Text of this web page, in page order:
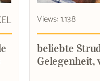
Views: 1.138
beliebte
Gelegenheit,